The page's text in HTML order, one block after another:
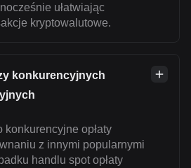
ułatwiając
kryptowalutowe.
konkurencyjnych
konkurencyjne opłaty
z innymi popularnymi
handlu spot opłaty